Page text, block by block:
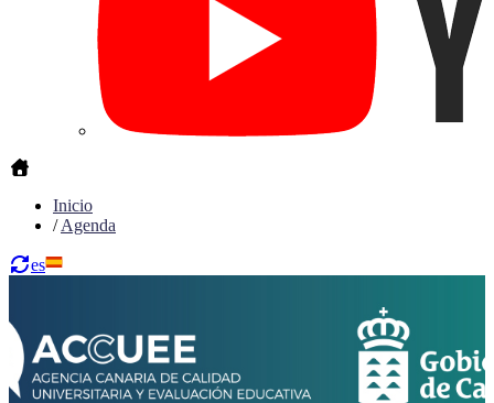
Inicio
/Agenda
es